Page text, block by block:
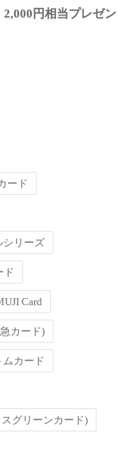
円相当プレゼン
ード
シリーズ
ド
Card
カード)
ムカード
グリーンカード)